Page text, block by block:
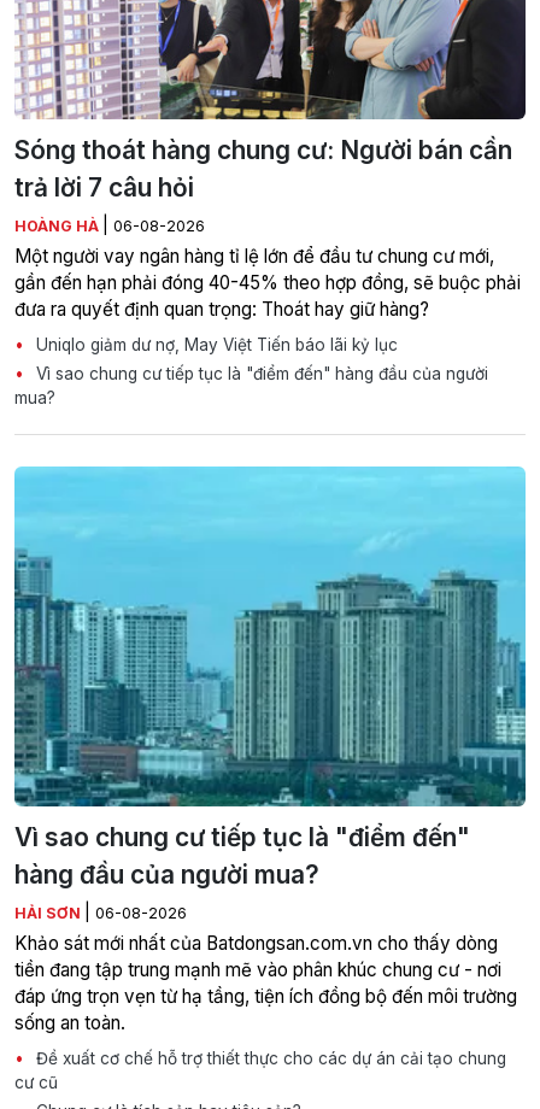
Sóng thoát hàng chung cư: Người bán cần
trả lời 7 câu hỏi
HOÀNG HÀ 06-08-2026
Một người vay ngân hàng tỉ lệ lớn để đầu tư chung cư mới,
gần đến hạn phải đóng 40-45% theo hợp đồng, sẽ buộc phải
đưa ra quyết định quan trọng: Thoát hay giữ hàng?
Uniqlo giảm dư nợ, May Việt Tiến báo lãi kỷ lục
Vì sao chung cư tiếp tục là "điểm đến" hàng đầu của người
mua?
Vì sao chung cư tiếp tục là "điểm đến"
hàng đầu của người mua?
HẢI SƠN 06-08-2026
Khảo sát mới nhất của Batdongsan.com.vn cho thấy dòng
tiền đang tập trung mạnh mẽ vào phân khúc chung cư - nơi
đáp ứng trọn vẹn từ hạ tầng, tiện ích đồng bộ đến môi trường
sống an toàn.
Đề xuất cơ chế hỗ trợ thiết thực cho các dự án cải tạo chung
cư cũ